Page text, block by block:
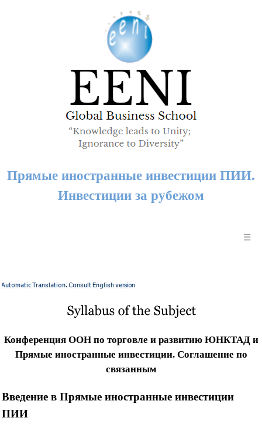
Прямые иностранные инвестиции ПИИ.
Инвестиции за рубежом
☰
Конференция ООН по торговле и развитию ЮНКТАД и
Прямые иностранные инвестиции. Соглашение по
связанным
Введение в Прямые иностранные инвестиции
ПИИ